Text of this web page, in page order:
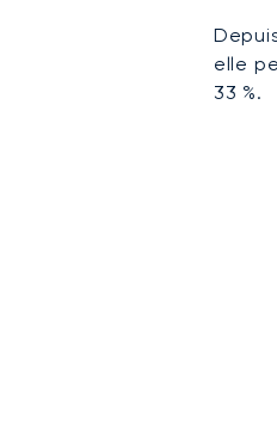
elle
33 %.